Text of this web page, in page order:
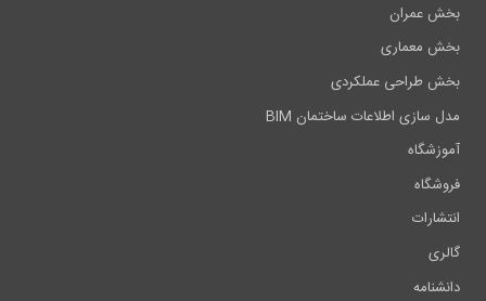
بخش عمران
بخش معماری
بخش طراحی عملکردی
مدل سازی اطلاعات ساختمان BIM
آموزشگاه
فروشگاه
انتشارات
گالری
دانشنامه